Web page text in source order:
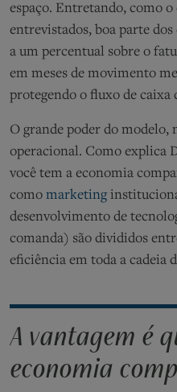
espaço. Entretando, como o
entrevistados, boa parte dos
a um percentual sobre o
em meses de movimento
protegendo o fluxo de caixa
O grande poder do modelo,
operacional. Como explica
você tem a economia
como marketing
desenvolvimento de
comanda) são divididos
eficiência em toda a cadeia
A vantagem é
economia